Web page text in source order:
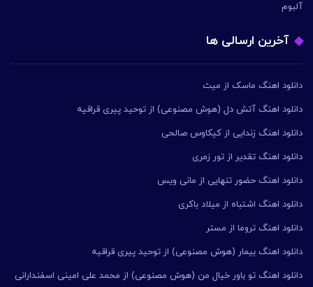
آلبوم
آخرین ارسالی ها
دانلود اهنگ ماسک از میث
دانلود اهنگ آتش دل (هوش مصنوعی) از توحید پیری قراقیه
دانلود اهنگ زندایی از کیکاوس صالحی
دانلود اهنگ تقدیر از تور زمری
دانلود اهنگ حضور تنهایی از مانی ویس
دانلود اهنگ اشتباه از میلاد باکری
دانلود اهنگ تروما از مستر
دانلود اهنگ بیمار (هوش مصنوعی) از توحید پیری قراقیه
دانلود اهنگ تو باور خیال من (هوش مصنوعی) از محمد علی امینی اسفندارانی